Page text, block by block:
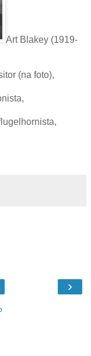
Art Blakey (1919-
(na foto),
›